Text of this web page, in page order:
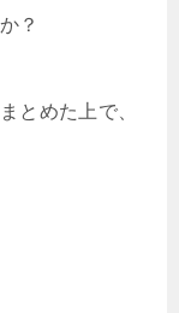
？
とめた上で、